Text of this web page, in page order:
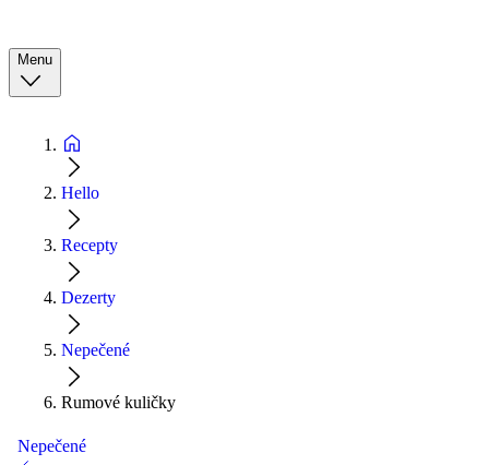
Menu
Hello
Recepty
Dezerty
Nepečené
Rumové kuličky
Nepečené